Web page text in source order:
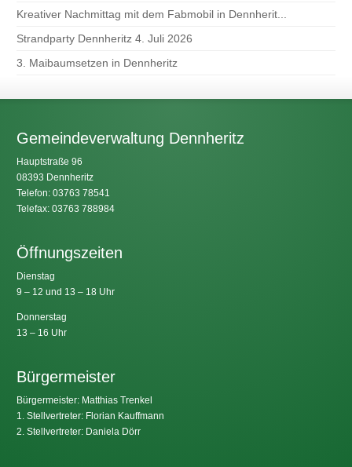
Kreativer Nachmittag mit dem Fabmobil in Dennherit...
Strandparty Dennheritz 4. Juli 2026
3. Maibaumsetzen in Dennheritz
Gemeindeverwaltung Dennheritz
Hauptstraße 96
08393 Dennheritz
Telefon: 03763 78541
Telefax: 03763 788984
Öffnungszeiten
Dienstag
9 – 12 und 13 – 18 Uhr
Donnerstag
13 – 16 Uhr
Bürgermeister
Bürgermeister: Matthias Trenkel
1. Stellvertreter: Florian Kauffmann
2. Stellvertreter: Daniela Dörr